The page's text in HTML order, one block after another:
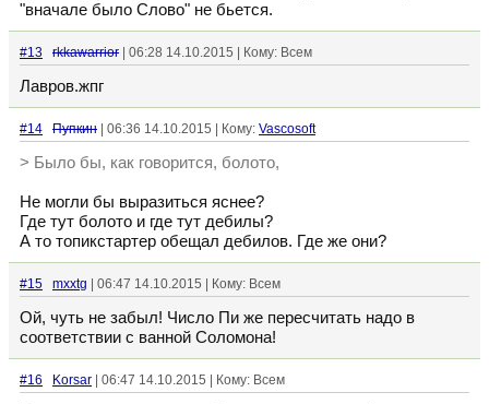
"вначале было Слово" не бьется.
#13 rkkawarrior | 06:28 14.10.2015 | Кому: Всем
Лавров.жпг
#14 Пупкин | 06:36 14.10.2015 | Кому: Vascosoft
> Было бы, как говорится, болото,
Не могли бы выразиться яснее?
Где тут болото и где тут дебилы?
А то топикстартер обещал дебилов. Где же они?
#15 mxxtg | 06:47 14.10.2015 | Кому: Всем
Ой, чуть не забыл! Число Пи же пересчитать надо в
соответствии с ванной Соломона!
#16 Korsar | 06:47 14.10.2015 | Кому: Всем